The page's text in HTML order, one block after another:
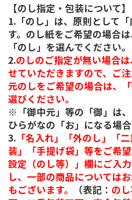
【のし指定・包装について】
1.「のし」は、原則として
す。のし紙をご希望の場合
「のし」を選んでください。
2.のしのご指定が無い場合
せていただきますので、ご
元のしをご希望の場合は、
選びください。
※「御中元」等の「御」は
ひらがなの「お」になる場合
3. 「名入れ」「外のし」「
装」「手提げ袋」等をご希
設定（のし等）」欄にご入
し、一部の商品については
もございます。
（表記： の